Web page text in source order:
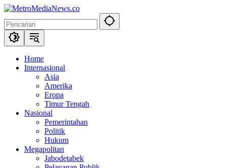
Langsung
konten
Home
Internasional
Asia
Amerika
Eropa
Timur Tengah
Nasional
Pemerintahan
Politik
Hukum
Megapolitan
Jabodetabek